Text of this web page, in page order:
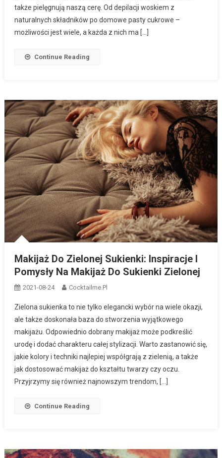
także pielęgnują naszą cerę. Od depilacji woskiem z
naturalnych składników po domowe pasty cukrowe –
możliwości jest wiele, a każda z nich ma […]
Continue Reading
Makijaż Do Zielonej Sukienki: Inspiracje I
Pomysły Na Makijaż Do Sukienki Zielonej
2021-08-24 Cocktailme.pl
Zielona sukienka to nie tylko elegancki wybór na wiele okazji,
ale także doskonała baza do stworzenia wyjątkowego
makijażu. Odpowiednio dobrany makijaż może podkreślić
urodę i dodać charakteru całej stylizacji. Warto zastanowić się,
jakie kolory i techniki najlepiej współgrają z zielenią, a także
jak dostosować makijaż do kształtu twarzy czy oczu.
Przyjrzymy się również najnowszym trendom, […]
Continue Reading